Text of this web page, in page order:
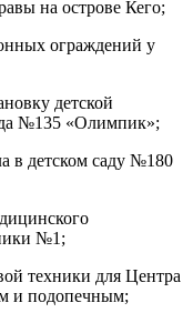
на острове Кего;
ограждений у
детской
№135 «Олимпик»;
в детском саду №180
№1;
техники для Центра
и подопечным;